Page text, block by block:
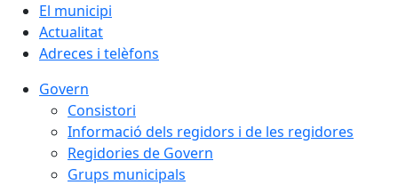
El municipi
Actualitat
Adreces i telèfons
Govern
Consistori
Informació dels regidors i de les regidores
Regidories de Govern
Grups municipals